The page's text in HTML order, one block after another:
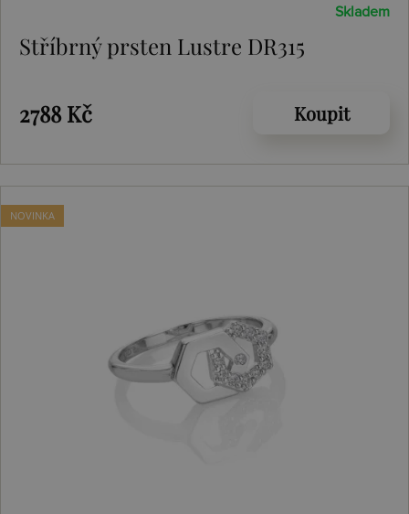
Skladem
Stříbrný prsten Lustre DR315
2788 Kč Koupit
NOVINKA